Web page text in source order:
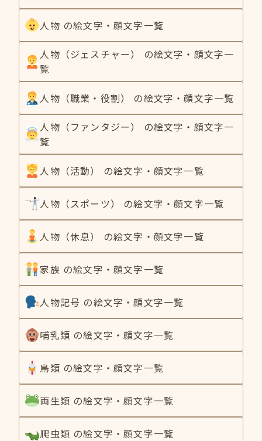
人物 の絵文字・顔文字一覧
人物（ジェスチャー） の絵文字・顔文字一
覧
人物（職業・役割） の絵文字・顔文字一覧
人物（ファンタジー） の絵文字・顔文字一
覧
人物（活動） の絵文字・顔文字一覧
人物（スポーツ） の絵文字・顔文字一覧
人物（休息） の絵文字・顔文字一覧
家族 の絵文字・顔文字一覧
人物記号 の絵文字・顔文字一覧
哺乳類 の絵文字・顔文字一覧
鳥類 の絵文字・顔文字一覧
両生類 の絵文字・顔文字一覧
爬虫類 の絵文字・顔文字一覧